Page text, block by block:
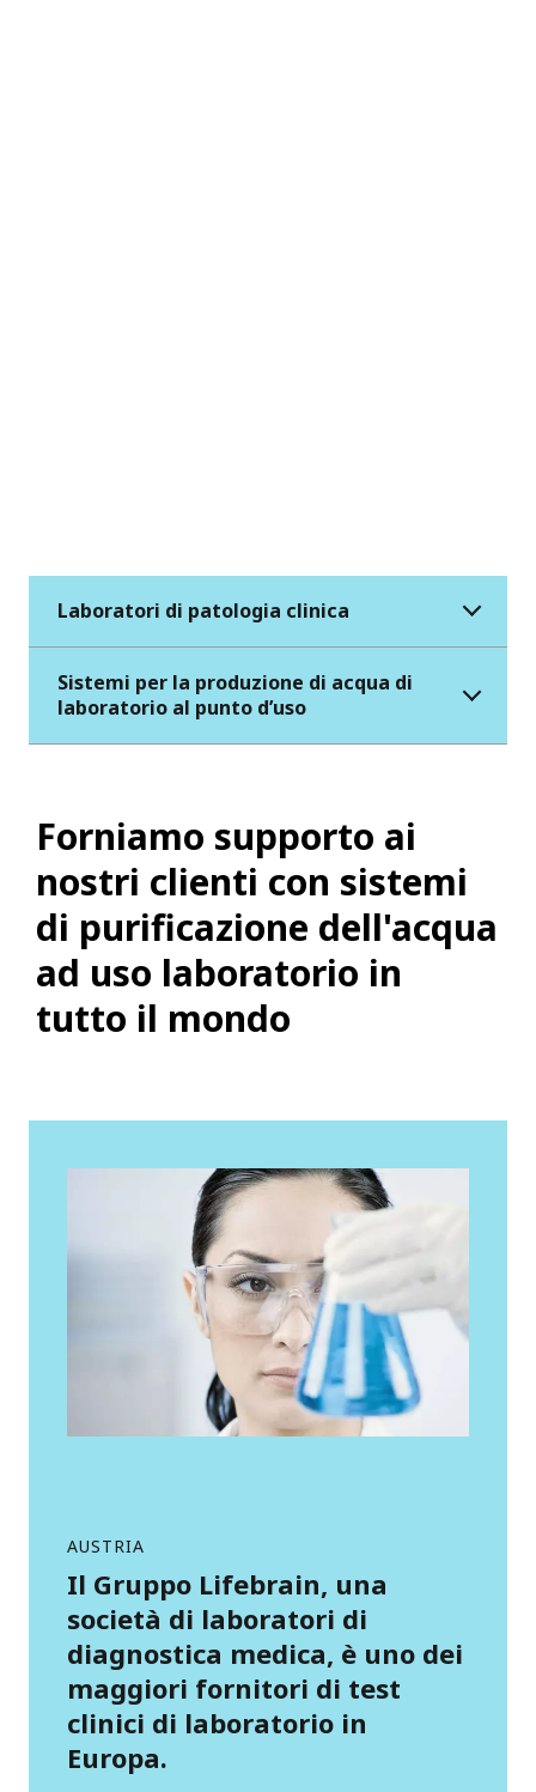
Laboratori di patologia clinica
Sistemi per la produzione di acqua di
laboratorio al punto d’uso
Forniamo supporto ai
nostri clienti con sistemi
di purificazione dell'acqua
ad uso laboratorio in
tutto il mondo
AUSTRIA
Il Gruppo Lifebrain, una
società di laboratori di
diagnostica medica, è uno dei
maggiori fornitori di test
clinici di laboratorio in
Europa.